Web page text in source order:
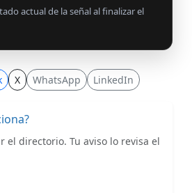
actual de la señal al finalizar el
X WhatsApp LinkedIn
el directorio. Tu aviso lo revisa el